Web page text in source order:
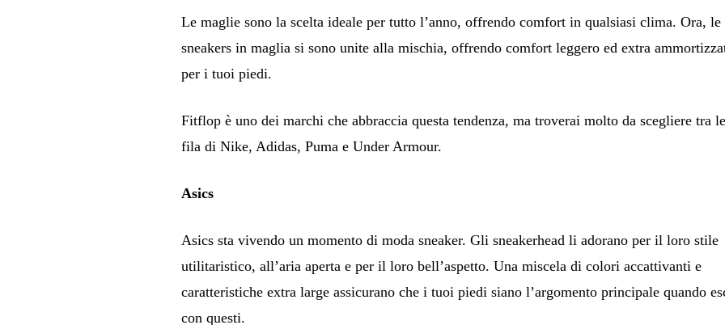
Le maglie sono la scelta ideale per tutto l’anno, offrendo comfort in qualsiasi clima. Ora, le
sneakers in maglia si sono unite alla mischia, offrendo comfort leggero ed extra
per i tuoi piedi.
Fitflop è uno dei marchi che abbraccia questa tendenza, ma troverai molto da scegliere tra le
fila di Nike, Adidas, Puma e Under Armour.
Asics
Asics sta vivendo un momento di moda sneaker. Gli sneakerhead li adorano per il loro stile
utilitaristico, all’aria aperta e per il loro bell’aspetto. Una miscela di colori accattivanti e
caratteristiche extra large assicurano che i tuoi piedi siano l’argomento principale quando
con questi.